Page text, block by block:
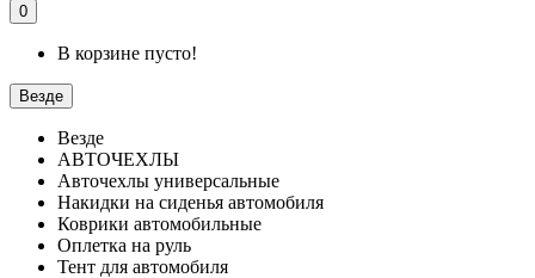
0
В корзине пусто!
Везде
Везде
АВТОЧЕХЛЫ
Авточехлы универсальные
Накидки на сиденья автомобиля
Коврики автомобильные
Оплетка на руль
Тент для автомобиля